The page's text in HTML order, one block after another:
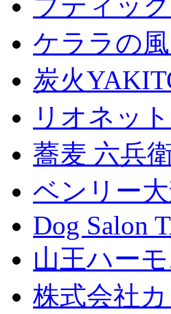
ケララの
炭火
リオネッ
蕎麦 六兵
ベンリー
Dog Salon
山王ハー
株式会社